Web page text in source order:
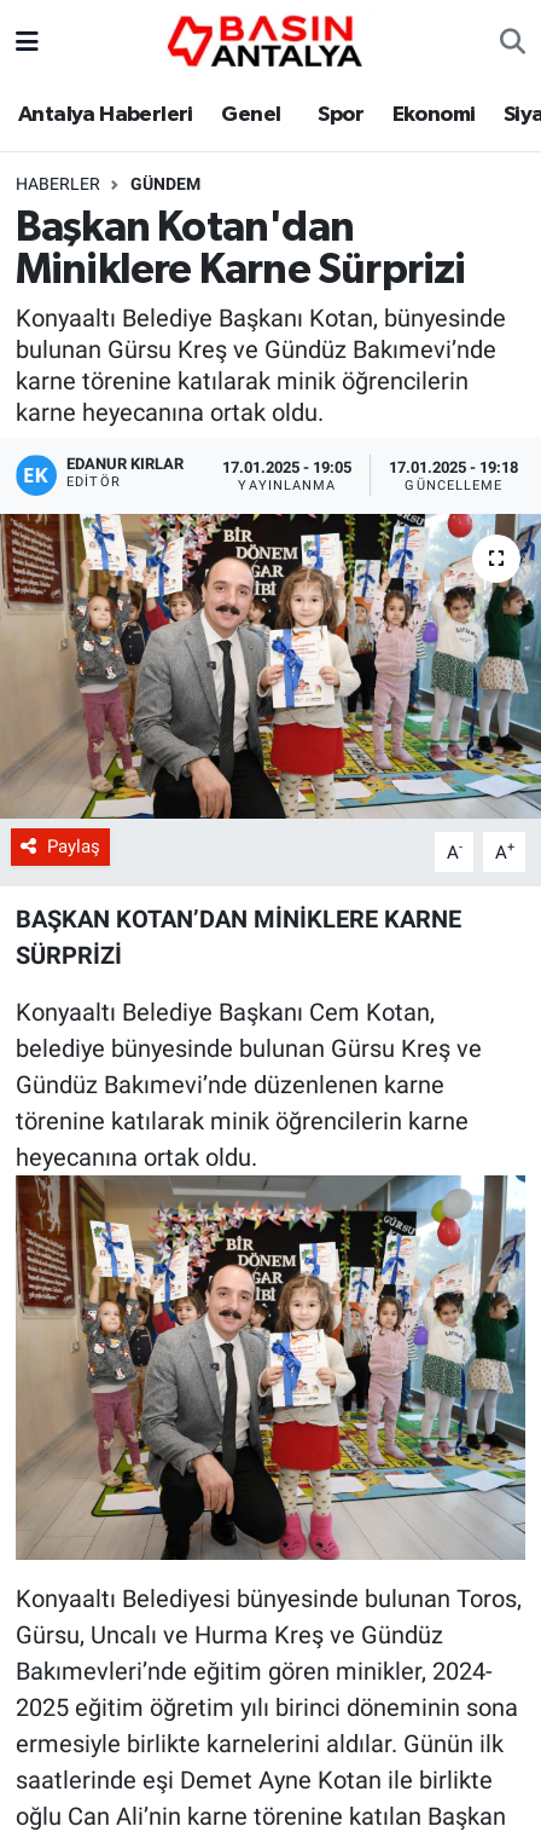
Antalya Haberleri Genel Spor Ekonomi
HABERLER GÜNDEM
Başkan Kotan'dan
Miniklere Karne Sürprizi
Konyaaltı Belediye Başkanı Kotan, bünyesinde
bulunan Gürsu Kreş ve Gündüz Bakımevi’nde
karne törenine katılarak minik öğrencilerin
karne heyecanına ortak oldu.
EDANUR KIRLAR
EDITÖR
17.01.2025 - 19:05
YAYINLANMA
17.01.2025 - 19:18
GÜNCELLEME
Paylaş A- A+
BAŞKAN KOTAN’DAN MİNİKLERE KARNE
SÜRPRİZİ
Konyaaltı Belediye Başkanı Cem Kotan,
belediye bünyesinde bulunan Gürsu Kreş ve
Gündüz Bakımevi’nde düzenlenen karne
törenine katılarak minik öğrencilerin karne
heyecanına ortak oldu.
Konyaaltı Belediyesi bünyesinde bulunan Toros,
Gürsu, Uncalı ve Hurma Kreş ve Gündüz
Bakımevleri’nde eğitim gören minikler, 2024-
2025 eğitim öğretim yılı birinci döneminin sona
ermesiyle birlikte karnelerini aldılar. Günün ilk
saatlerinde eşi Demet Ayne Kotan ile birlikte
oğlu Can Ali’nin karne törenine katılan Başkan